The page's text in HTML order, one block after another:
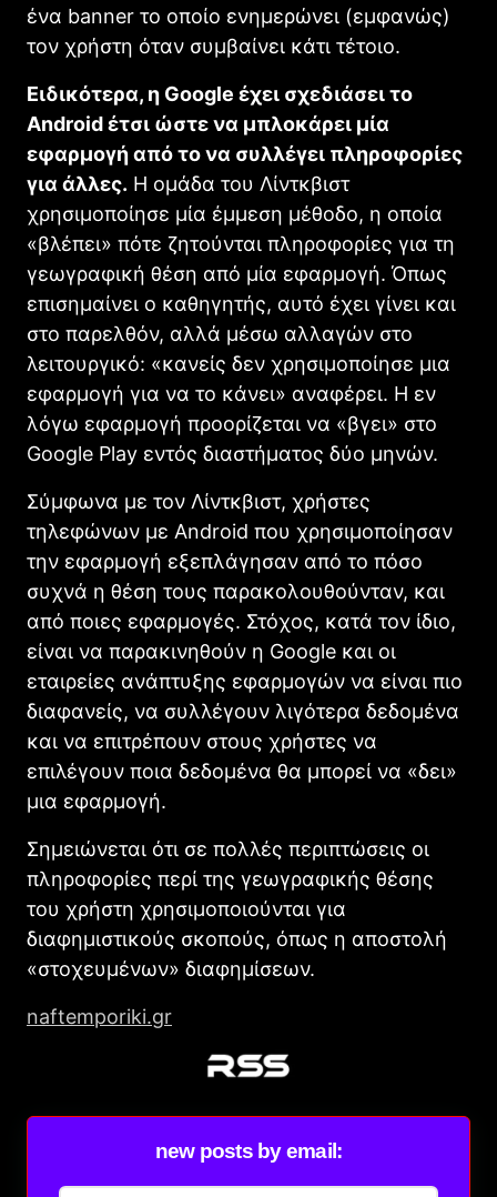
ένα banner το οποίο ενημερώνει (εμφανώς)
τον χρήστη όταν συμβαίνει κάτι τέτοιο.
Ειδικότερα, η Google έχει σχεδιάσει το
Android έτσι ώστε να μπλοκάρει μία
εφαρμογή από το να συλλέγει πληροφορίες
για άλλες. Η ομάδα του Λίντκβιστ
χρησιμοποίησε μία έμμεση μέθοδο, η οποία
«βλέπει» πότε ζητούνται πληροφορίες για τη
γεωγραφική θέση από μία εφαρμογή. Όπως
επισημαίνει ο καθηγητής, αυτό έχει γίνει και
στο παρελθόν, αλλά μέσω αλλαγών στο
λειτουργικό: «κανείς δεν χρησιμοποίησε μια
εφαρμογή για να το κάνει» αναφέρει. Η εν
λόγω εφαρμογή προορίζεται να «βγει» στο
Google Play εντός διαστήματος δύο μηνών.
Σύμφωνα με τον Λίντκβιστ, χρήστες
τηλεφώνων με Android που χρησιμοποίησαν
την εφαρμογή εξεπλάγησαν από το πόσο
συχνά η θέση τους παρακολουθούνταν, και
από ποιες εφαρμογές. Στόχος, κατά τον ίδιο,
είναι να παρακινηθούν η Google και οι
εταιρείες ανάπτυξης εφαρμογών να είναι πιο
διαφανείς, να συλλέγουν λιγότερα δεδομένα
και να επιτρέπουν στους χρήστες να
επιλέγουν ποια δεδομένα θα μπορεί να «δει»
μια εφαρμογή.
Σημειώνεται ότι σε πολλές περιπτώσεις οι
πληροφορίες περί της γεωγραφικής θέσης
του χρήστη χρησιμοποιούνται για
διαφημιστικούς σκοπούς, όπως η αποστολή
«στοχευμένων» διαφημίσεων.
naftemporiki.gr
new posts by email: